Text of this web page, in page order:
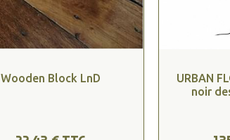
Wooden Block LnD
URBAN
noir